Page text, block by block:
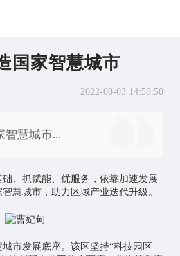
国家智慧城市
2022-08-03 14:58:50
智慧城市...
、抓赋能、优服务，依靠加速发展
智慧城市，助力区域产业迭代升级。
市发展底座。该区坚持“科技园区